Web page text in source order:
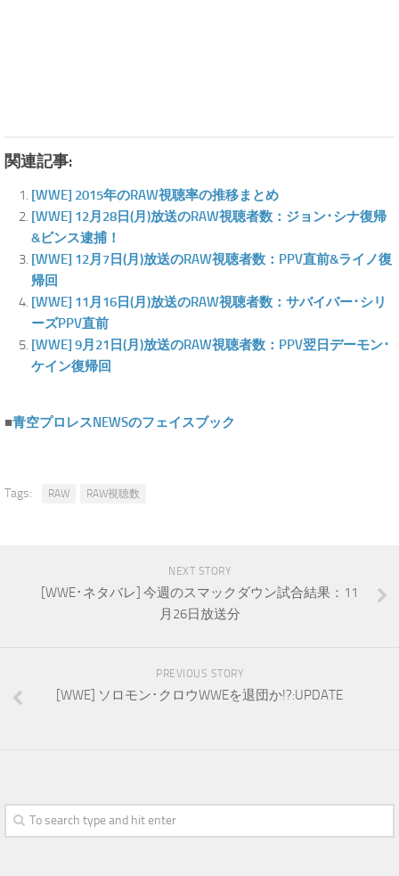
関連記事:
[WWE] 2015年のRAW視聴率の推移まとめ
[WWE] 12月28日(月)放送のRAW視聴者数：ジョン･シナ復帰
&ビンス逮捕！
[WWE] 12月7日(月)放送のRAW視聴者数：PPV直前&ライノ復
帰回
[WWE] 11月16日(月)放送のRAW視聴者数：サバイバー･シリ
ーズPPV直前
[WWE] 9月21日(月)放送のRAW視聴者数：PPV翌日デーモン･
ケイン復帰回
■青空プロレスNEWSのフェイスブック
Tags: RAW RAW視聴数
NEXT STORY
[WWE･ネタバレ] 今週のスマックダウン試合結果：11
月26日放送分
PREVIOUS STORY
[WWE] ソロモン･クロウWWEを退団か!?:UPDATE